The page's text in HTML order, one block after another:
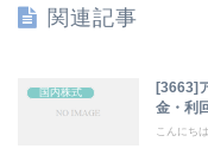
関連記事
国内株式
[3663]
金・利
こんにち